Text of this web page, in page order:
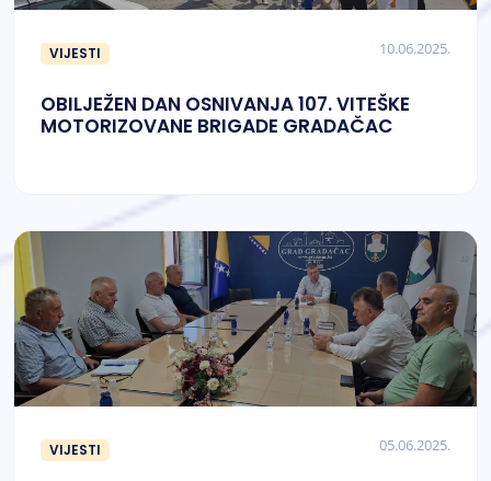
VIJESTI 10.06.2025.
OBILJEŽEN DAN OSNIVANJA 107. VITEŠKE
MOTORIZOVANE BRIGADE GRADAČAC
VIJESTI 05.06.2025.